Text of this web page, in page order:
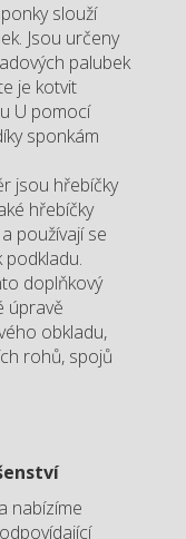
slouží
Jsou určeny
palubek
je kotvit
U pomocí
sponkám
jsou hřebíčky
hřebíčky
používají se
podkladu.
doplňkový
úpravě
obkladu,
rohů, spojů
nabízíme